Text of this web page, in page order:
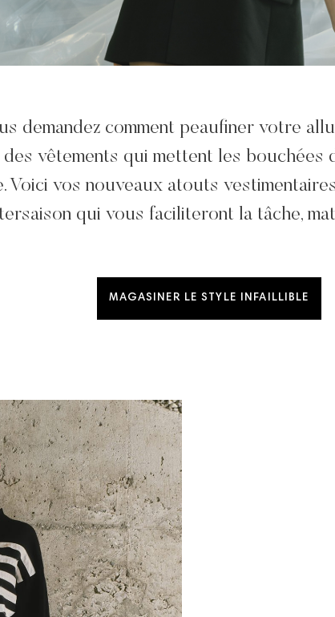
demandez comment peaufiner votre
vêtements qui mettent les bouchées
Voici vos nouveaux atouts
qui vous faciliteront la tâche,
MAGASINER LE STYLE INFAILLIBLE